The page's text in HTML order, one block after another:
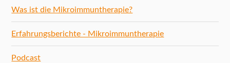
Was ist die Mikroimmuntherapie?
Erfahrungsberichte - Mikroimmuntherapie
Podcast